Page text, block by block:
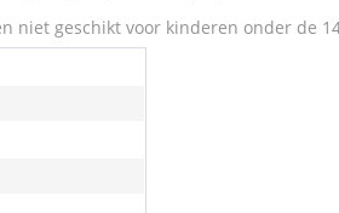
niet geschikt voor kinderen onder de